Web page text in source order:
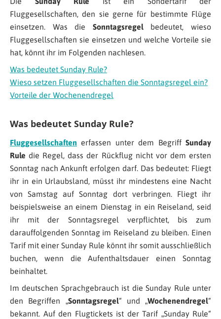
Fluggesellschaften, den sie gerne für bestimmte Flüge
einsetzen. Was die Sonntagsregelbedeutet, wieso
Fluggesellschaften sie einsetzen und welche Vorteile sie
hat, könnt ihr im Folgenden nachlesen.
Was bedeutet Sunday Rule?
Wieso setzen Fluggesellschaften die Sonntagsregel ein?
Vorteile der Wochenendregel
Was bedeutet Sunday Rule?
Fluggesellschaften erfassen unter dem Begriff Sunday
Rule die Regel, dass der Rückflug nicht vor dem ersten
Sonntag nach Ankunft erfolgen darf. Das bedeutet: Fliegt
ihr in ein Urlaubsland, müsst ihr mindestens eine Nacht
von Samstag auf Sonntag dort verbringen. Fliegt ihr
beispielsweise an einem Dienstag in ein Reiseland, seid
ihr mit der Sonntagsregel verpflichtet, bis zum
darauffolgenden Sonntag im Reiseland zu bleiben. Einen
Tarif mit einer Sunday Rule könnt ihr somit ausschließlich
buchen, wenn die Aufenthaltsdauer einen Sonntag
beinhaltet.
Im deutschen Sprachgebrauch ist die Sunday Rule unter
den Begriffen „Sonntagsregel“ und „Wochenendregel“
bekannt. Auf den Flugtickets ist der Tarif „Sunday Rule“